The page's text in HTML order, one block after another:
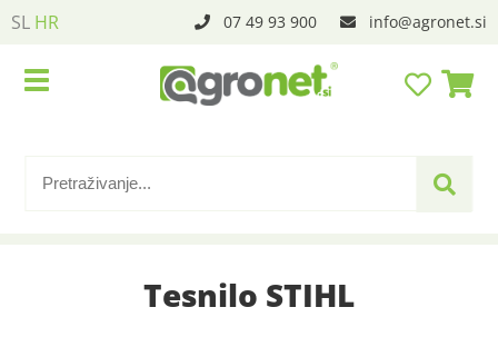
SL HR 07 49 93 900 info agronet.si
Tesnilo STIHL